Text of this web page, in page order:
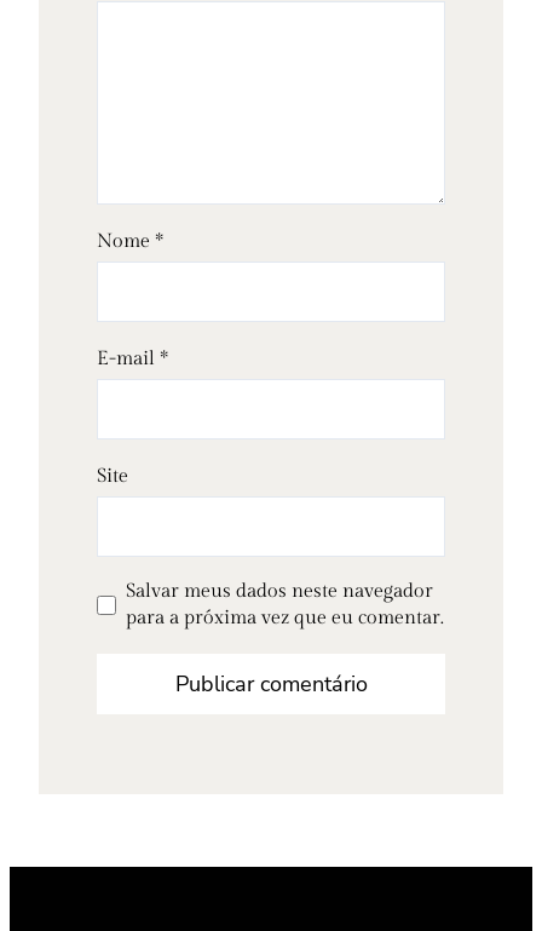
Nome *
E-mail *
Site
Salvar meus dados neste navegador
para a próxima vez que eu comentar.